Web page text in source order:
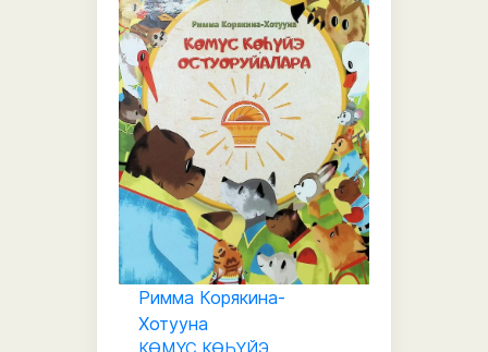
Римма Корякина-
Хотууна